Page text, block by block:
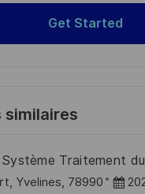
Get Started
similaires
Traitement
Yvelines, 78990
D